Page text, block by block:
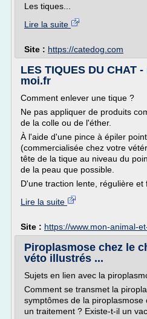
Les tiques...
Lire la suite
Site : https://catedog.com
LES TIQUES DU CHAT
moi.fr
Comment enlever une tique ?
Ne pas appliquer de produits
de la colle ou de l'éther.
À l'aide d'une pince à épiler
(commercialisée chez votre
tête de la tique au niveau du
de la peau que possible.
D'une traction lente, régulière et
Lire la suite
Site : https://www.mon-animal-
Piroplasmose chez le
véto illustrés ...
Sujets en lien avec la
Comment se transmet la
symptômes de la piroplasmose
un traitement ? Existe-t-il un